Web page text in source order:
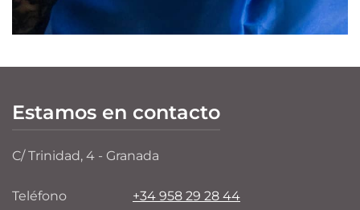
Estamos en contacto
C/ Trinidad, 4 - Granada
Teléfono
+34 958 29 28 44